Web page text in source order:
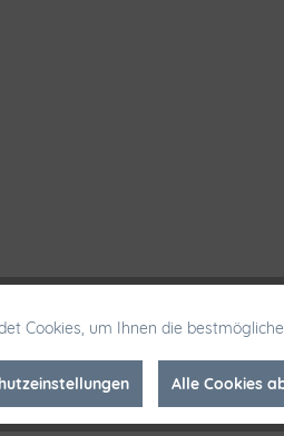
Cookies, um Ihnen die
Alle Cookies